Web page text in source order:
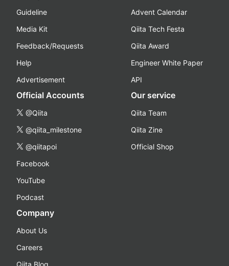
Guideline
Media Kit
Feedback/Requests
Help
Advertisement
Advent Calendar
Qiita Tech Festa
Qiita Award
Engineer White Paper
API
Official Accounts
@Qiita
@qiita_milestone
@qiitapoi
Facebook
YouTube
Podcast
Our service
Qiita Team
Qiita Zine
Official Shop
Company
About Us
Careers
Qiita Blog